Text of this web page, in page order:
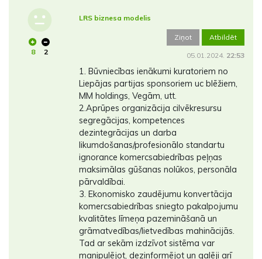
8 2
LRS biznesa modelis
Ziņot Atbildēt
05.01.2024. 22:53
1. Būvniecības ienākumi kuratoriem no
Liepājas partijas sponsoriem uc blēžiem,
MM holdings, Vegām, utt.
2.Aprūpes organizācija cilvēkresursu
segregācijas, kompetences
dezintegrācijas un darba
likumdošanas/profesionālo standartu
ignorance komercsabiedrības peļņas
maksimālas gūšanas nolūkos, personāla
pārvaldībai.
3. Ekonomisko zaudējumu konvertācija
komercsabiedrības sniegto pakalpojumu
kvalitātes līmeņa pazemināšanā un
grāmatvedības/lietvedības mahinācijās.
Tad ar sekām izdzīvot sistēma var
manipulējot, dezinformējot un galēji arī